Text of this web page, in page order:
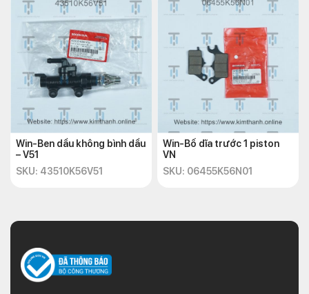
Win-Ben dầu không bình dầu
– V51
SKU: 43510K56V51
Win-Bố dĩa trước 1 piston
VN
SKU: 06455K56N01